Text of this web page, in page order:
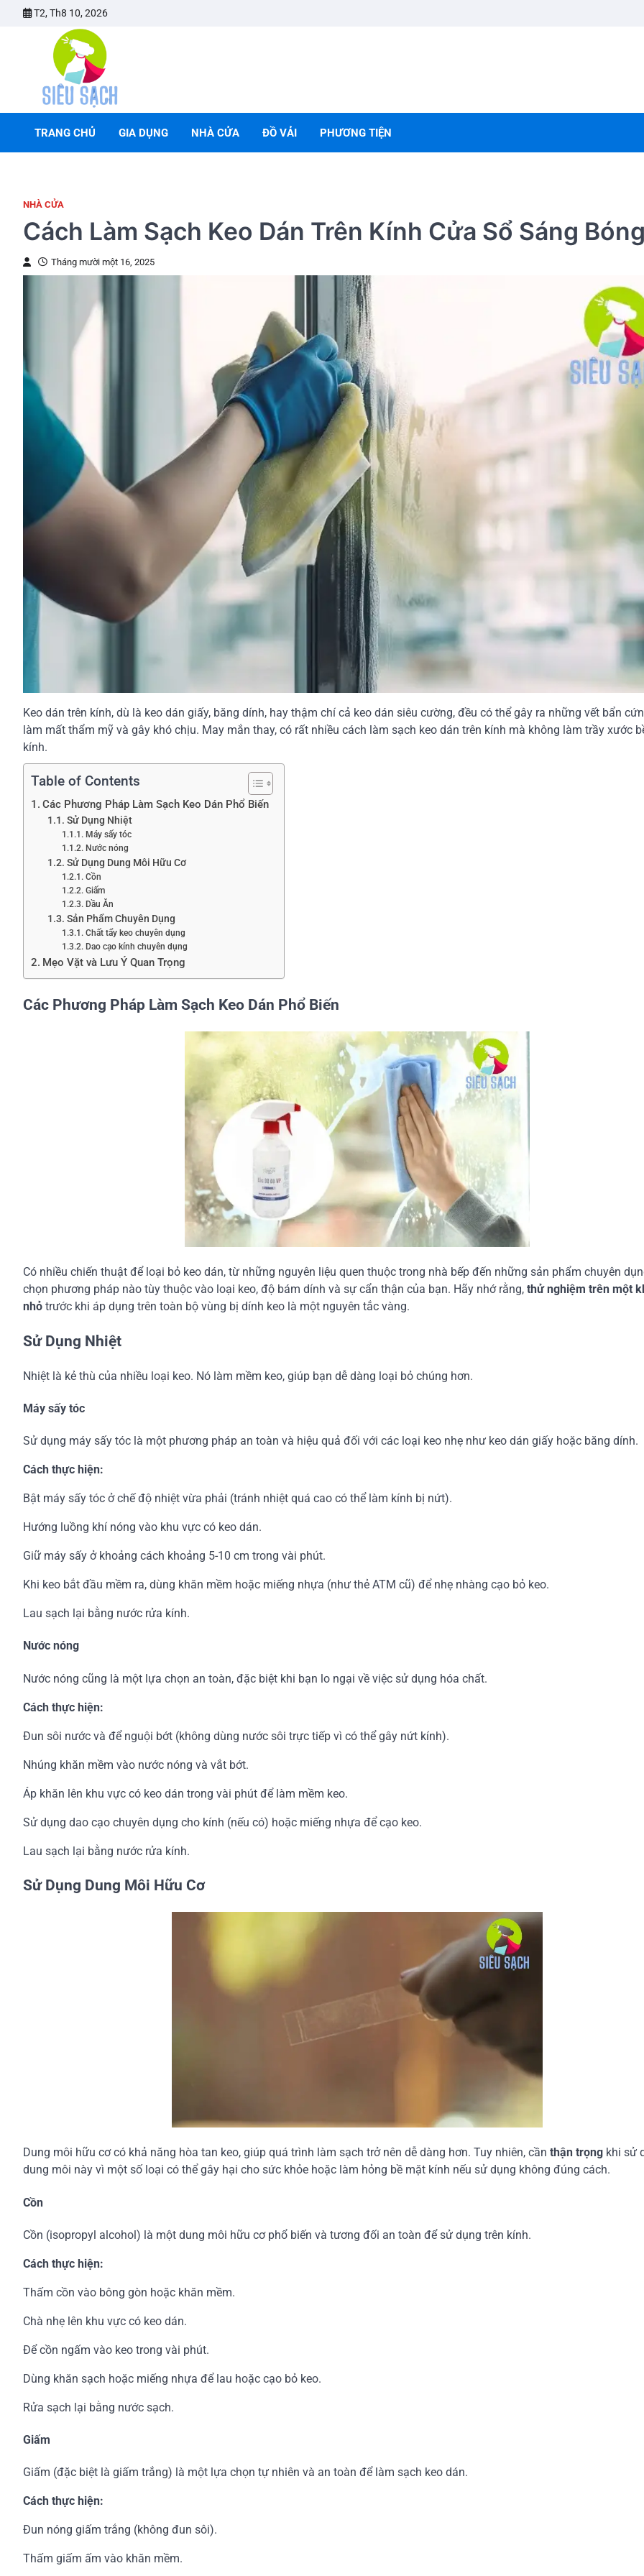
T2, Th8 10, 2026
TRANG CHỦ GIA DỤNG NHÀ CỬA ĐỒ VẢI PHƯƠNG TIỆN
NHÀ CỬA
Cách Làm Sạch Keo Dán Trên Kính Cửa Sổ Sáng Bóng
Tháng mười một 16, 2025
Keo dán trên kính, dù là keo dán giấy, băng dính, hay thậm chí cả keo dán siêu cường, đều có thể gây ra những vết bẩn
làm mất thẩm mỹ và gây khó chịu. May mắn thay, có rất nhiều cách làm sạch keo dán trên kính mà không làm trầy xước
kính.
Table of Contents
Các Phương Pháp Làm Sạch Keo Dán Phổ Biến
Sử Dụng Nhiệt
Máy sấy tóc
Nước nóng
Sử Dụng Dung Môi Hữu Cơ
Cồn
Giấm
Dầu Ăn
Sản Phẩm Chuyên Dụng
Chất tẩy keo chuyên dụng
Dao cạo kính chuyên dụng
Mẹo Vặt và Lưu Ý Quan Trọng
Các Phương Pháp Làm Sạch Keo Dán Phổ Biến
Có nhiều chiến thuật để loại bỏ keo dán, từ những nguyên liệu quen thuộc trong nhà bếp đến những sản phẩm chuyên
chọn phương pháp nào tùy thuộc vào loại keo, độ bám dính và sự cẩn thận của bạn. Hãy nhớ rằng, thử nghiệm trên một
nhỏ trước khi áp dụng trên toàn bộ vùng bị dính keo là một nguyên tắc vàng.
Sử Dụng Nhiệt
Nhiệt là kẻ thù của nhiều loại keo. Nó làm mềm keo, giúp bạn dễ dàng loại bỏ chúng hơn.
Máy sấy tóc
Sử dụng máy sấy tóc là một phương pháp an toàn và hiệu quả đối với các loại keo nhẹ như keo dán giấy hoặc băng dính.
Cách thực hiện:
Bật máy sấy tóc ở chế độ nhiệt vừa phải (tránh nhiệt quá cao có thể làm kính bị nứt).
Hướng luồng khí nóng vào khu vực có keo dán.
Giữ máy sấy ở khoảng cách khoảng 5-10 cm trong vài phút.
Khi keo bắt đầu mềm ra, dùng khăn mềm hoặc miếng nhựa (như thẻ ATM cũ) để nhẹ nhàng cạo bỏ keo.
Lau sạch lại bằng nước rửa kính.
Nước nóng
Nước nóng cũng là một lựa chọn an toàn, đặc biệt khi bạn lo ngại về việc sử dụng hóa chất.
Cách thực hiện:
Đun sôi nước và để nguội bớt (không dùng nước sôi trực tiếp vì có thể gây nứt kính).
Nhúng khăn mềm vào nước nóng và vắt bớt.
Áp khăn lên khu vực có keo dán trong vài phút để làm mềm keo.
Sử dụng dao cạo chuyên dụng cho kính (nếu có) hoặc miếng nhựa để cạo keo.
Lau sạch lại bằng nước rửa kính.
Sử Dụng Dung Môi Hữu Cơ
Dung môi hữu cơ có khả năng hòa tan keo, giúp quá trình làm sạch trở nên dễ dàng hơn. Tuy nhiên, cần thận trọng khi sử
dung môi này vì một số loại có thể gây hại cho sức khỏe hoặc làm hỏng bề mặt kính nếu sử dụng không đúng cách.
Cồn
Cồn (isopropyl alcohol) là một dung môi hữu cơ phổ biến và tương đối an toàn để sử dụng trên kính.
Cách thực hiện:
Thấm cồn vào bông gòn hoặc khăn mềm.
Chà nhẹ lên khu vực có keo dán.
Để cồn ngấm vào keo trong vài phút.
Dùng khăn sạch hoặc miếng nhựa để lau hoặc cạo bỏ keo.
Rửa sạch lại bằng nước sạch.
Giấm
Giấm (đặc biệt là giấm trắng) là một lựa chọn tự nhiên và an toàn để làm sạch keo dán.
Cách thực hiện:
Đun nóng giấm trắng (không đun sôi).
Thấm giấm ấm vào khăn mềm.